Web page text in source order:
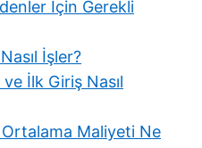
İçin Gerekli
İşler?
İlk Giriş Nasıl
Maliyeti Ne